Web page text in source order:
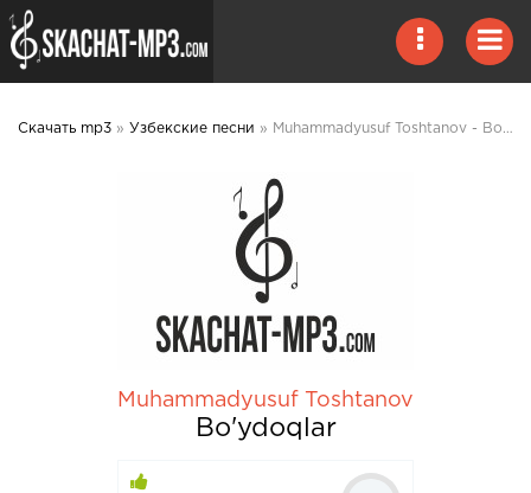
Скачать mp3 » Узбекские песни » Muhammadyusuf Toshtanov - Bo'ydoqlar mp3 скачать
Muhammadyusuf Toshtanov
Bo'ydoqlar